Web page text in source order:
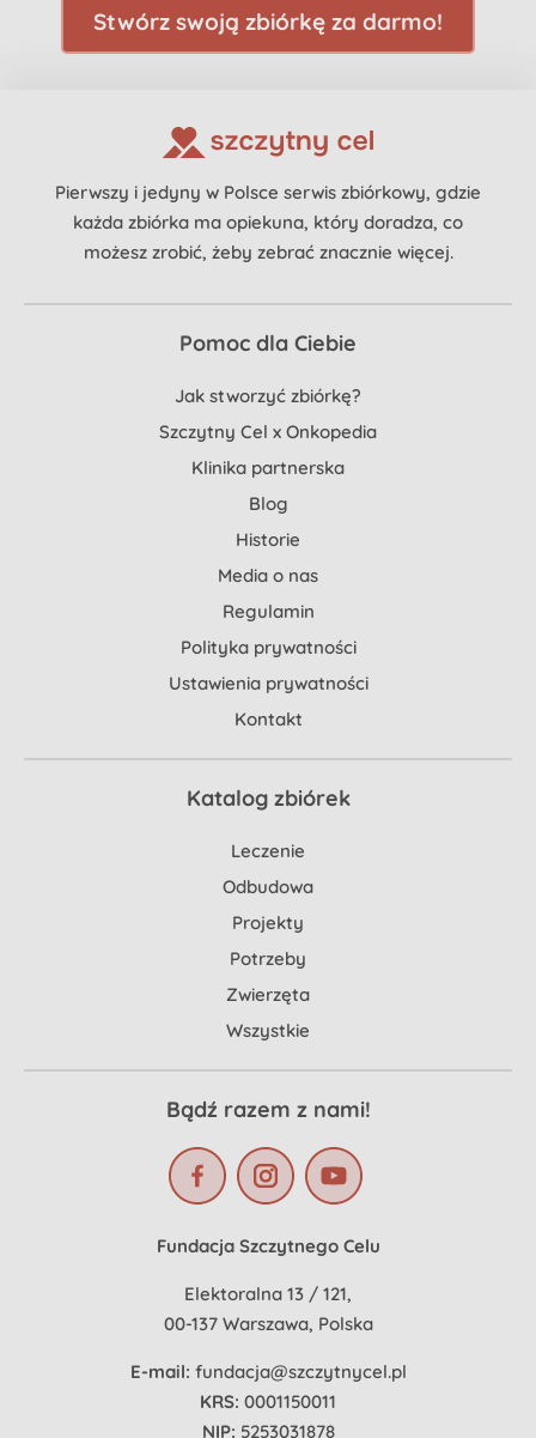
Stwórz swoją zbiórkę za darmo!
Pierwszy i jedyny w Polsce serwis zbiórkowy, gdzie
każda zbiórka ma opiekuna, który doradza, co
możesz zrobić, żeby zebrać znacznie więcej.
Pomoc dla Ciebie
Jak stworzyć zbiórkę?
Szczytny Cel x Onkopedia
Klinika partnerska
Blog
Historie
Media o nas
Regulamin
Polityka prywatności
Ustawienia prywatności
Kontakt
Katalog zbiórek
Leczenie
Odbudowa
Projekty
Potrzeby
Zwierzęta
Wszystkie
Bądź razem z nami!
Fundacja Szczytnego Celu
Elektoralna 13 / 121,
00-137 Warszawa, Polska
E-mail: fundacja@szczytnycel.pl
KRS: 0001150011
NIP: 5253031878